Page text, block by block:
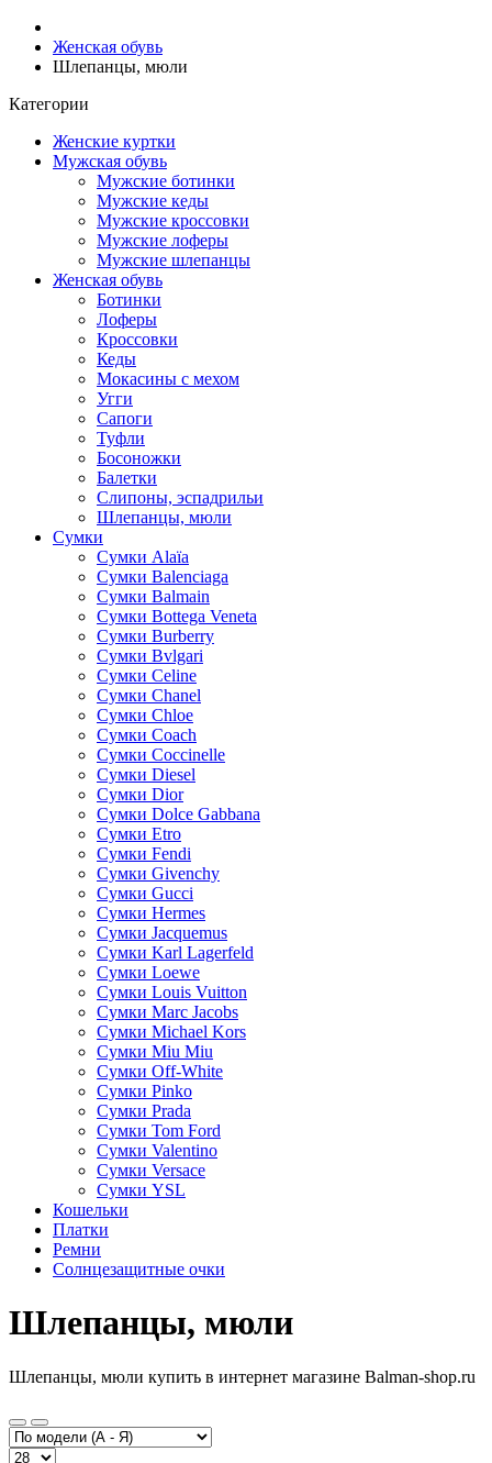
Женская обувь
Шлепанцы, мюли
Категории
Женские куртки
Мужская обувь
Мужские ботинки
Мужские кеды
Мужские кроссовки
Мужские лоферы
Мужские шлепанцы
Женская обувь
Ботинки
Лоферы
Кроссовки
Кеды
Мокасины с мехом
Угги
Сапоги
Туфли
Босоножки
Балетки
Слипоны, эспадрильи
Шлепанцы, мюли
Сумки
Cумки Alaïa
Сумки Balenciaga
Сумки Balmain
Сумки Bottega Veneta
Сумки Burberry
Сумки Bvlgari
Сумки Celine
Сумки Chanel
Сумки Chloe
Сумки Coach
Сумки Coccinelle
Сумки Diesel
Сумки Dior
Сумки Dolce Gabbana
Сумки Etro
Сумки Fendi
Сумки Givenchy
Сумки Gucci
Сумки Hermes
Сумки Jacquemus
Сумки Karl Lagerfeld
Сумки Loewe
Сумки Louis Vuitton
Сумки Marc Jacobs
Сумки Michael Kors
Сумки Miu Miu
Сумки Off-White
Сумки Pinko
Сумки Prada
Сумки Tom Ford
Cумки Valentino
Сумки Versace
Сумки YSL
Кошельки
Платки
Ремни
Солнцезащитные очки
Шлепанцы, мюли
Шлепанцы, мюли купить в интернет магазине Balman-shop.ru